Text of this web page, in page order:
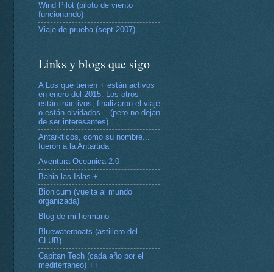
Wind Pilot (piloto de viento
funcionando)
Viaje de prueba (sept 2007)
Links y blogs que sigo
A Los que tienen + están activos
en enero del 2015. Los otros
están inactivos, finalizaron el viaje
o están olvidados... (pero no dejan
de ser interesantes)
Antarkticos, como su nombre...
fueron a la Antartida
Aventura Oceanica 2.0
Bahia las Islas +
Bionicum (vuelta al mundo
organizada)
Blog de mi hermano
Bluewaterboats (astillero del
CLUB)
Capitan Tech (cada año por el
mediterraneo) ++